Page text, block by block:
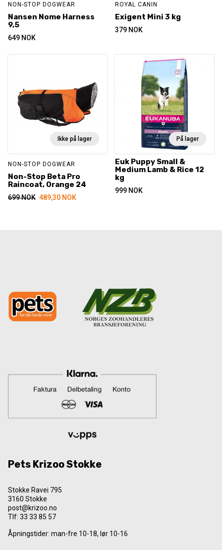
NON-STOP DOGWEAR
Nansen Nome Harness
9,5
649 NOK
ROYAL CANIN
Exigent Mini 3 kg
379 NOK
Ikke på lager
NON-STOP DOGWEAR
Non-Stop Beta Pro
Raincoat, Orange 24
699NOK 489,30 NOK
På lager
Euk Puppy Small &
Medium Lamb & Rice 12
kg
999 NOK
Pets Krizoo Stokke
Stokke Ravei 795
3160 Stokke
post@krizoo.no
Tlf: 33 33 85 57
Åpningstider: man-fre 10-18, lør 10-16